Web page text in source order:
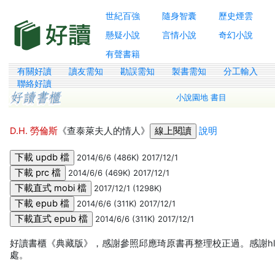
世紀百強 隨身智囊
歷史煙雲
懸疑小說
言情小說
奇幻小說
有聲書籍
有關好讀 讀友需知 勘誤需知 製書需知
分工輸入
聯絡好讀
小說園地 書目
D.H. 勞倫斯 《查泰萊夫人的情人》 說明
2014/6/6 (486K) 2017/12/1
2014/6/6 (469K) 2017/12/1
2017/12/1 (1298K)
2014/6/6 (311K) 2017/12/1
2014/6/6 (311K) 2017/12/1
好讀書櫃《典藏版》，感謝參照邱應琦原書再整理校正過。感謝
處。